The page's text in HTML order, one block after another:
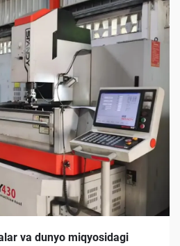
va dunyo miqyosidagi